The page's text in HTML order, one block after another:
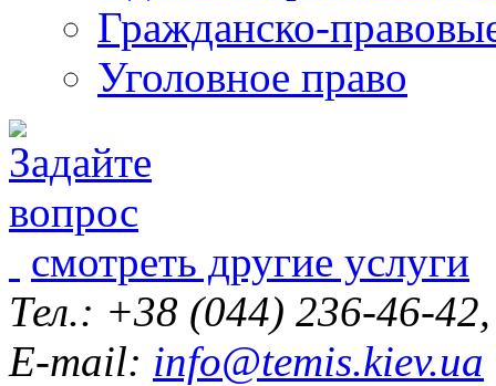
Гражданско-
Уголовное право
смотреть другие услуги
Тел.: +38 (044) 236-46-
E-mail: info@temis.kiev.ua